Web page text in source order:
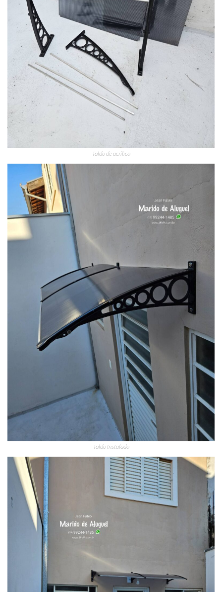
Toldo de acrílico
Toldo Instalado